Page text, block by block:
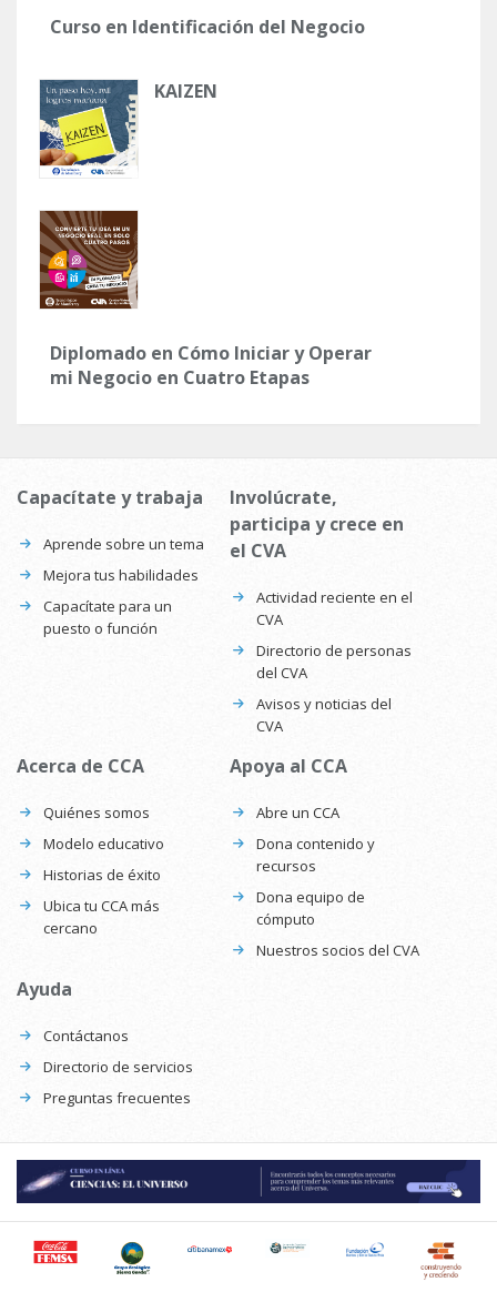
Curso en Identificación del Negocio
KAIZEN
Diplomado en Cómo Iniciar y Operar
mi Negocio en Cuatro Etapas
Capacítate y trabaja
Aprende sobre un tema
Mejora tus habilidades
Capacítate para un
puesto o función
Involúcrate,
participa y crece en
el CVA
Actividad reciente en el
CVA
Directorio de personas
del CVA
Avisos y noticias del
CVA
Acerca de CCA
Quiénes somos
Modelo educativo
Historias de éxito
Ubica tu CCA más
cercano
Apoya al CCA
Abre un CCA
Dona contenido y
recursos
Dona equipo de
cómputo
Nuestros socios del CVA
Ayuda
Contáctanos
Directorio de servicios
Preguntas frecuentes